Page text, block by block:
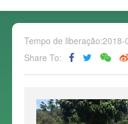
Tempo de liberação:2018-
Share To: